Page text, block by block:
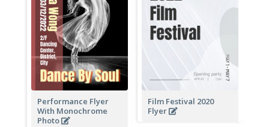
Performance Flyer
With Monochrome
Photo
Film Festival 2020
Flyer